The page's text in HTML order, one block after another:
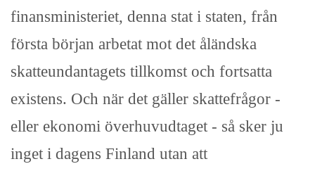
finansministeriet, denna stat i staten, från
första början arbetat mot det åländska
skatteundantagets tillkomst och fortsatta
existens. Och när det gäller skattefrågor -
eller ekonomi överhuvudtaget - så sker ju
inget i dagens Finland utan att